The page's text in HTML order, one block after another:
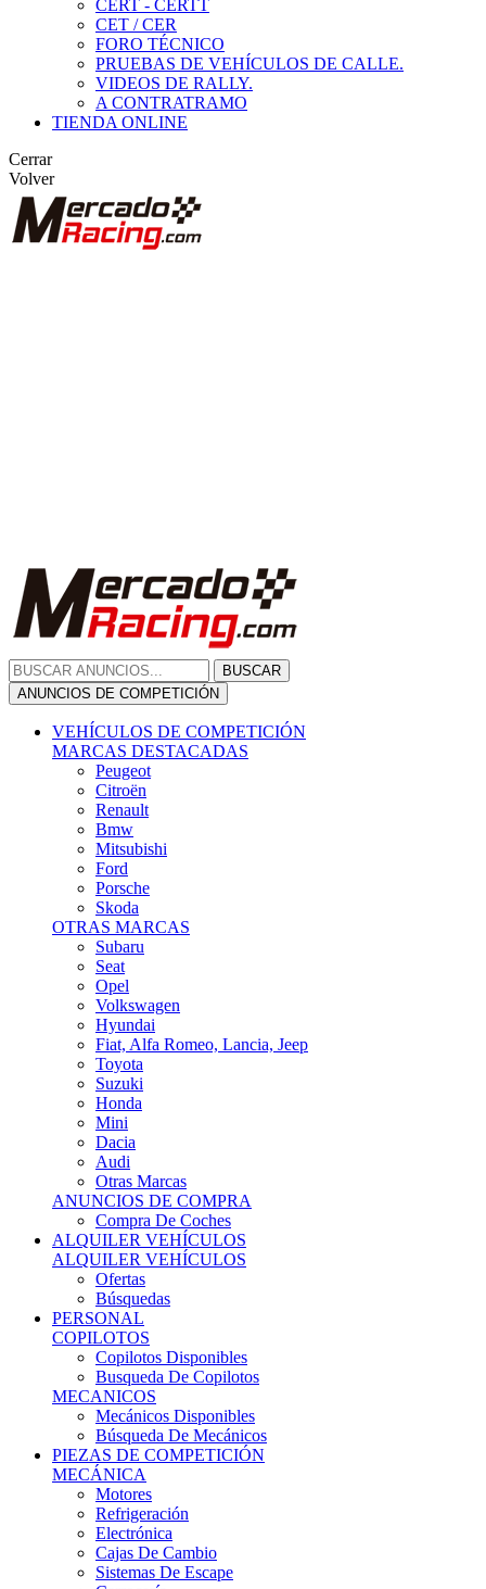
CERT - CERTT
CET / CER
FORO TÉCNICO
PRUEBAS DE VEHÍCULOS DE CALLE.
VIDEOS DE RALLY.
A CONTRATRAMO
TIENDA ONLINE
Cerrar
Volver
Porsche
Skoda
OTRAS MARCAS
Seat
Opel
Volkswagen
Hyundai
Fiat, Alfa Romeo, Lancia, Jeep
Toyota
Suzuki
Honda
Mini
Dacia
Audi
Otras Marcas
ANUNCIOS DE COMPRA
Compra De Coches
ALQUILER VEHÍCULOS
ALQUILER VEHÍCULOS
Ofertas
Búsquedas
PERSONAL
COPILOTOS
Copilotos Disponibles
Busqueda De Copilotos
MECANICOS
Mecánicos Disponibles
Búsqueda De Mecánicos
PIEZAS DE COMPETICIÓN
MECÁNICA
Motores
Refrigeración
Electrónica
Cajas De Cambio
Sistemas De Escape
Carrocería
Depositos
Suspensiones
Frenos
Iluminación
Llantas
NEUMÁTICOS DE ASFALTO
Asfalto 13 O Menos
Asfalto 14p
Asfalto 15p
Asfalto 16p
Asfalto 17p
Asfalto >= 18p
NEUMÁTICOS DE TIERRA
Tierra 13 O Menos